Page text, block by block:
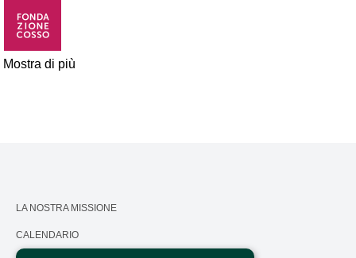
Mostra di più
LA NOSTRA MISSIONE
CALENDARIO